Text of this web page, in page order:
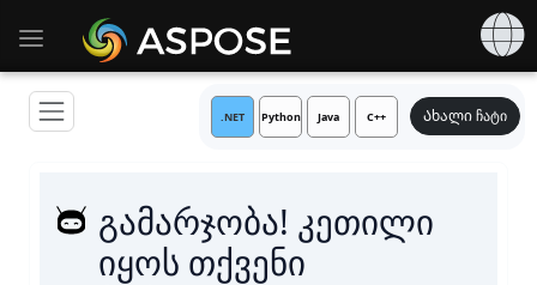
Toggle navigation
.NET Python Java C++ Ახალი ჩატი
გამარჯობა! კეთილი
იყოს თქვენი